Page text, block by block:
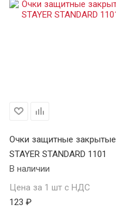
Очки защитные закрытые
STAYER STANDARD 1101
В наличии
Цена за 1 шт с НДС
123 ₽